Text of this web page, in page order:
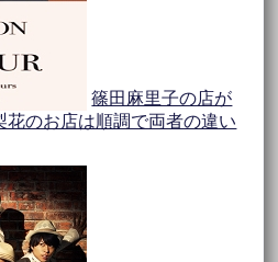
篠田麻里子の店が
花のお店は順調で両者の違い